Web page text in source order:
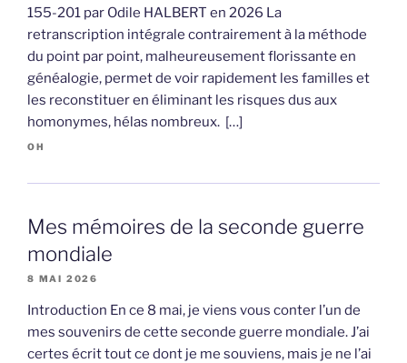
155-201 par Odile HALBERT en 2026 La
retranscription intégrale contrairement à la méthode
du point par point, malheureusement florissante en
généalogie, permet de voir rapidement les familles et
les reconstituer en éliminant les risques dus aux
homonymes, hélas nombreux. […]
OH
Mes mémoires de la seconde guerre
mondiale
8 MAI 2026
Introduction En ce 8 mai, je viens vous conter l’un de
mes souvenirs de cette seconde guerre mondiale. J’ai
certes écrit tout ce dont je me souviens, mais je ne l’ai